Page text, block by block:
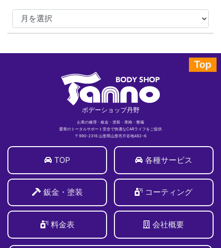
Top
ボデーショップ丹野
お車の修理・板金・塗装・車検・整備
愛車のトータルサポート安全で快適なCARライフをご提供
〒990-2316 山形県山形市片谷地482−6
TOP 各種サービス
鈑金・塗装 コーティング
料金表 会社概要